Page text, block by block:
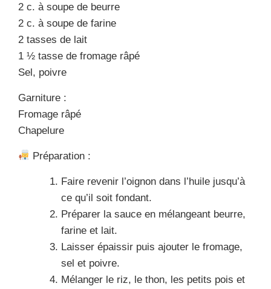
2 c. à soupe de beurre
2 c. à soupe de farine
2 tasses de lait
1 ½ tasse de fromage râpé
Sel, poivre
Garniture :
Fromage râpé
Chapelure
Préparation :
Faire revenir l’oignon dans l’huile jusqu’à
ce qu’il soit fondant.
Préparer la sauce en mélangeant beurre,
farine et lait.
Laisser épaissir puis ajouter le fromage,
sel et poivre.
Mélanger le riz, le thon, les petits pois et